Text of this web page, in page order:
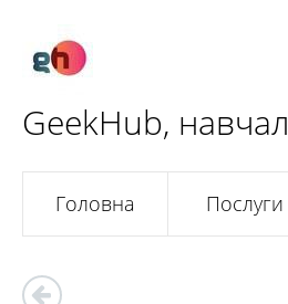
GeekHub,
Головна Послуги